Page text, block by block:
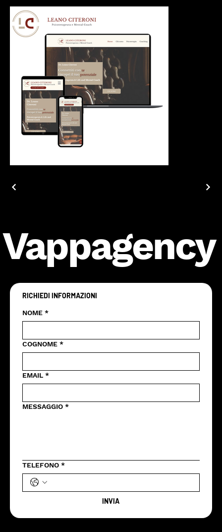
Vappagency
RICHIEDI INFORMAZIONI
NOME *
COGNOME *
EMAIL *
MESSAGGIO *
TELEFONO *
INVIA